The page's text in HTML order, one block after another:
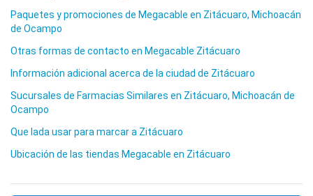
Paquetes y promociones de Megacable en Zitácuaro, Michoacán
de Ocampo
Otras formas de contacto en Megacable Zitácuaro
Información adicional acerca de la ciudad de Zitácuaro
Sucursales de Farmacias Similares en Zitácuaro, Michoacán de
Ocampo
Que lada usar para marcar a Zitácuaro
Ubicación de las tiendas Megacable en Zitácuaro